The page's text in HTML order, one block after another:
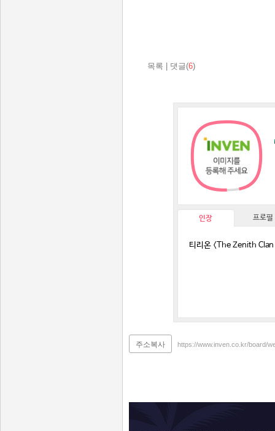
목록 댓글(6)
인장 프로필
티리온 <The Zenith
주소복사 https://www.inven.co.kr/board/